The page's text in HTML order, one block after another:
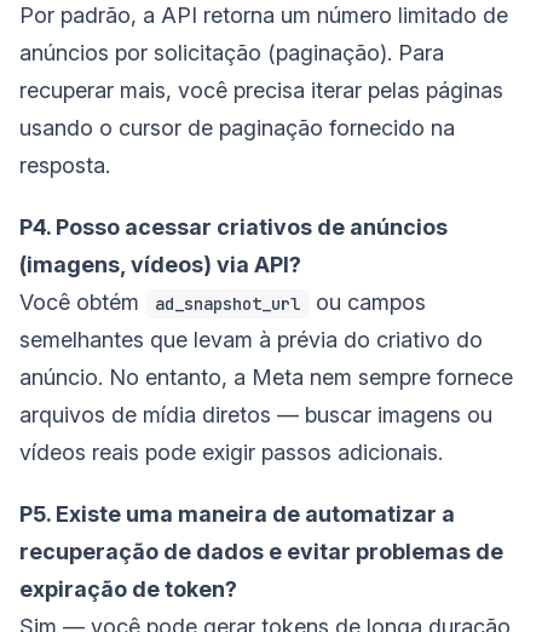
Por padrão, a API retorna um número limitado de
anúncios por solicitação (paginação). Para
recuperar mais, você precisa iterar pelas páginas
usando o cursor de paginação fornecido na
resposta.
P4. Posso acessar criativos de anúncios
(imagens, vídeos) via API?
Você obtém
ad_snapshot_url
ou campos
semelhantes que levam à prévia do criativo do
anúncio. No entanto, a Meta nem sempre fornece
arquivos de mídia diretos — buscar imagens ou
vídeos reais pode exigir passos adicionais.
P5. Existe uma maneira de automatizar a
recuperação de dados e evitar problemas de
expiração de token?
Sim — você pode gerar tokens de longa duração